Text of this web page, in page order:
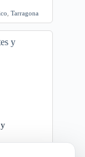
Tarragona
con